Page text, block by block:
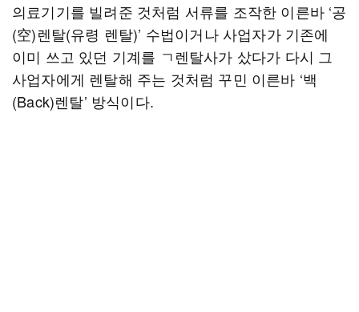
의료기기를 빌려준 것처럼 서류를 조작한 이른바 ‘공
(空)렌탈(유령 렌탈)’ 수법이거나 사업자가 기존에
이미 쓰고 있던 기계를 ㄱ렌탈사가 샀다가 다시 그
사업자에게 렌탈해 주는 것처럼 꾸민 이른바 ‘백
(Back)렌탈’ 방식이다.